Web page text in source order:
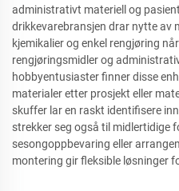
administrativt materiell og
drikkevarebransjen drar nytte av
kjemikalier og enkel rengjøring
rengjøringsmidler og
hobbyentusiaster finner disse
materialer etter prosjekt eller
skuffer lar en raskt identifisere
strekker seg også til midlertidige
sesongoppbevaring eller
montering gir fleksible løsninger